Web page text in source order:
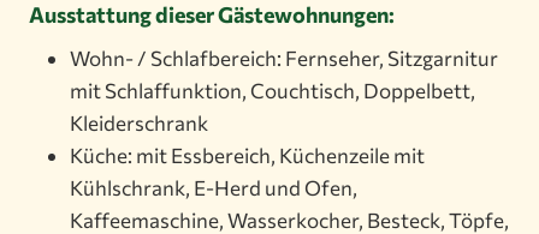
Ausstattung dieser Gästewohnungen:
Wohn- / Schlafbereich: Fernseher, Sitzgarnitur
mit Schlaffunktion, Couchtisch, Doppelbett,
Kleiderschrank
Küche: mit Essbereich, Küchenzeile mit
Kühlschrank, E-Herd und Ofen,
Kaffeemaschine, Wasserkocher, Besteck, Töpfe,